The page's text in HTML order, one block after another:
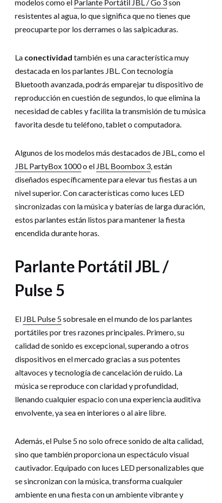
modelos como el Parlante Portátil JBL / Go 3son
resistentes al agua, lo que significa que no tienes que
preocuparte por los derrames o las salpicaduras.
La conectividad también es una característica muy
destacada en los parlantes JBL. Con tecnología
Bluetooth avanzada, podrás emparejar tu dispositivo de
reproducción en cuestión de segundos, lo que elimina la
necesidad de cables y facilita la transmisión de tu música
favorita desde tu teléfono, tablet o computadora.
Algunos de los modelos más destacados de JBL, como el
JBL PartyBox 1000o el JBL Boombox 3, están
diseñados específicamente para elevar tus fiestas a un
nivel superior. Con características como luces LED
sincronizadas con la música y baterías de larga duración,
estos parlantes están listos para mantener la fiesta
encendida durante horas.
Parlante Portátil JBL /
Pulse 5
El JBL Pulse 5sobresale en el mundo de los parlantes
portátiles por tres razones principales. Primero, su
calidad de sonido es excepcional, superando a otros
dispositivos en el mercado gracias a sus potentes
altavoces y tecnología de cancelación de ruido. La
música se reproduce con claridad y profundidad,
llenando cualquier espacio con una experiencia auditiva
envolvente, ya sea en interiores o al aire libre.
Además, el Pulse 5 no solo ofrece sonido de alta calidad,
sino que también proporciona un espectáculo visual
cautivador. Equipado con luces LED personalizables que
se sincronizan con la música, transforma cualquier
ambiente en una fiesta con un ambiente vibrante y